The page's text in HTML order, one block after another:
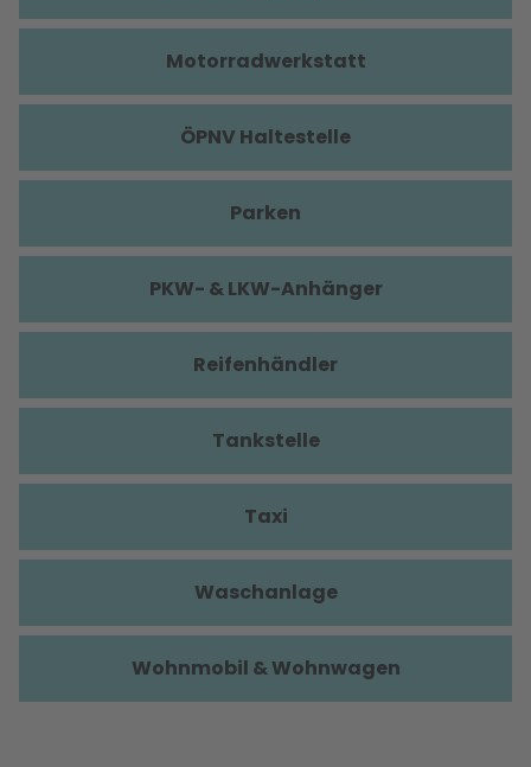
Motorradwerkstatt
ÖPNV Haltestelle
Parken
PKW- & LKW-Anhänger
Reifenhändler
Tankstelle
Taxi
Waschanlage
Wohnmobil & Wohnwagen